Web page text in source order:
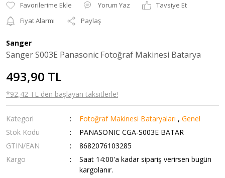
Yorum Yaz
Tavsiye Et
Fiyat Alarmı
Paylaş
Sanger
Sanger S003E Panasonic Fotoğraf Makinesi Batarya
493,90 TL
*92,42 TL den başlayan taksitlerle!
Kategori Fotoğraf Makinesi Bataryaları ,Genel
Stok Kodu
PANASONIC CGA-S003E BATAR
GTIN/EAN
8682076103285
Kargo
Saat 14:00'a kadar sipariş verirsen bugün
kargolanır.